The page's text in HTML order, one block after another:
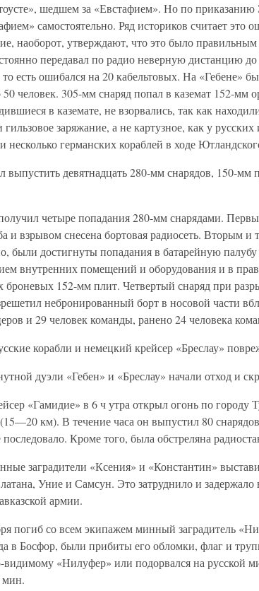
шедшем за «Евстафием». Но по приказанию
самостоятельно. Ряд историков считает это
наоборот, утверждают, что это было
передавал по радио неверную дистанцию
есть ошибался на 20 кабельтовых. На «Гебене»
50 человек. 305-мм снаряд попал в каземат 152-мм
в каземате, не взорвались, так как
заряжание, а не картузное, как у
несколько германских кораблей в ходе
выпустить девятнадцать 280-мм снарядов, 150-мм
четыре попадания 280-мм снарядами.
и взрывом снесена бортовая радиосеть. Вторым
были достигнуты попадания в батарейную
внутренних помещений и оборудования и в
броневых 152-мм плит. Четвертый снаряд при
небронированный борт в носовой части
и 29 человек команды, ранено 24 человека
корабли и немецкий крейсер «Бреслау»
дуэли «Гебен» и «Бреслау» начали отход и
«Гамидие» в 6 ч утра открыл огонь по городу
км). В течение часа он выпустил 80
Кроме того, была обстреляна
заградители «Ксения» и «Константин»
Уние и Самсун. Это затруднило и задержало
армии.
погиб со всем экипажем минный заградитель
в Босфор, были прибиты его обломки, флаг и
«Нилуфер» или подорвался на русской
мин.